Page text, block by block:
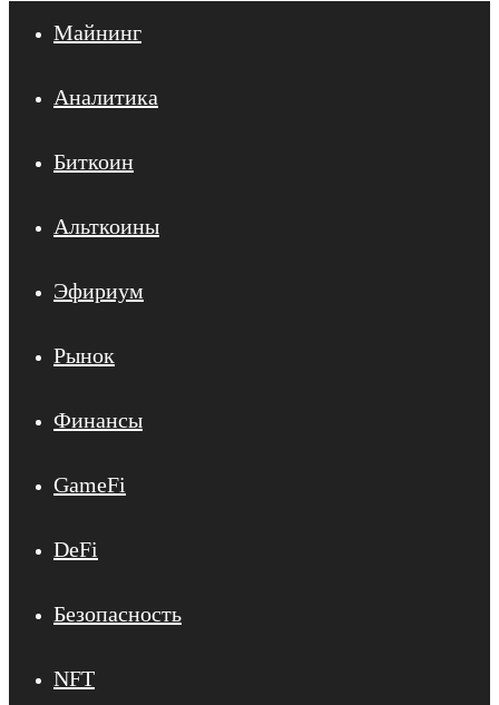
Майнинг
Аналитика
Биткоин
Альткоины
Эфириум
Рынок
Финансы
GameFi
DeFi
Безопасность
NFT